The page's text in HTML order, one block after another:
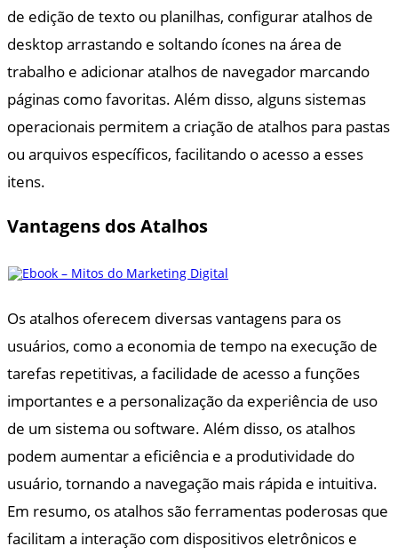
de edição de texto ou planilhas, configurar atalhos de
desktop arrastando e soltando ícones na área de
trabalho e adicionar atalhos de navegador marcando
páginas como favoritas. Além disso, alguns sistemas
operacionais permitem a criação de atalhos para pastas
ou arquivos específicos, facilitando o acesso a esses
itens.
Vantagens dos Atalhos
Os atalhos oferecem diversas vantagens para os
usuários, como a economia de tempo na execução de
tarefas repetitivas, a facilidade de acesso a funções
importantes e a personalização da experiência de uso
de um sistema ou software. Além disso, os atalhos
podem aumentar a eficiência e a produtividade do
usuário, tornando a navegação mais rápida e intuitiva.
Em resumo, os atalhos são ferramentas poderosas que
facilitam a interação com dispositivos eletrônicos e